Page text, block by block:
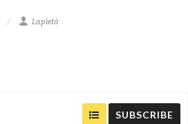
Lapietà
SUBSCRIBE